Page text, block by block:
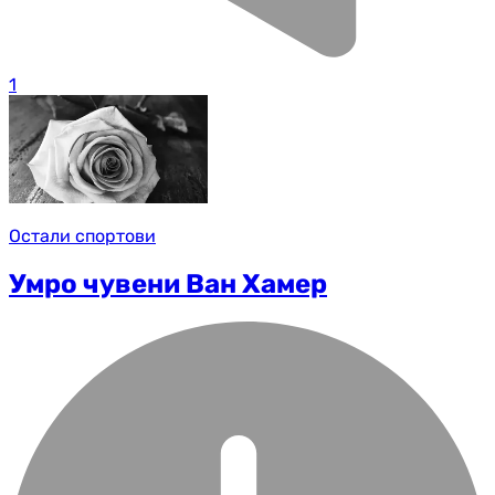
1
Остали спортови
Умро чувени Ван Хамер